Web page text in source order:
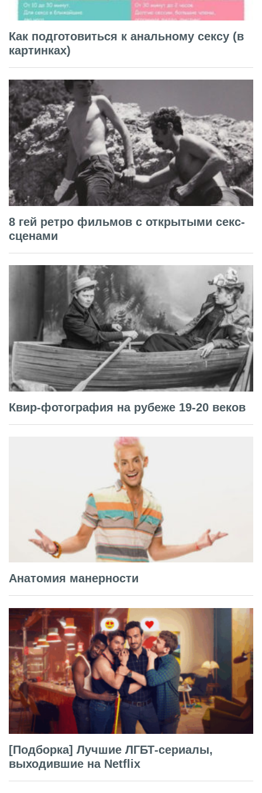
Как подготовиться к анальному сексу (в
картинках)
8 гей ретро фильмов с открытыми секс-
сценами
Квир-фотография на рубеже 19-20 веков
Анатомия манерности
[Подборка] Лучшие ЛГБТ-сериалы,
выходившие на Netflix